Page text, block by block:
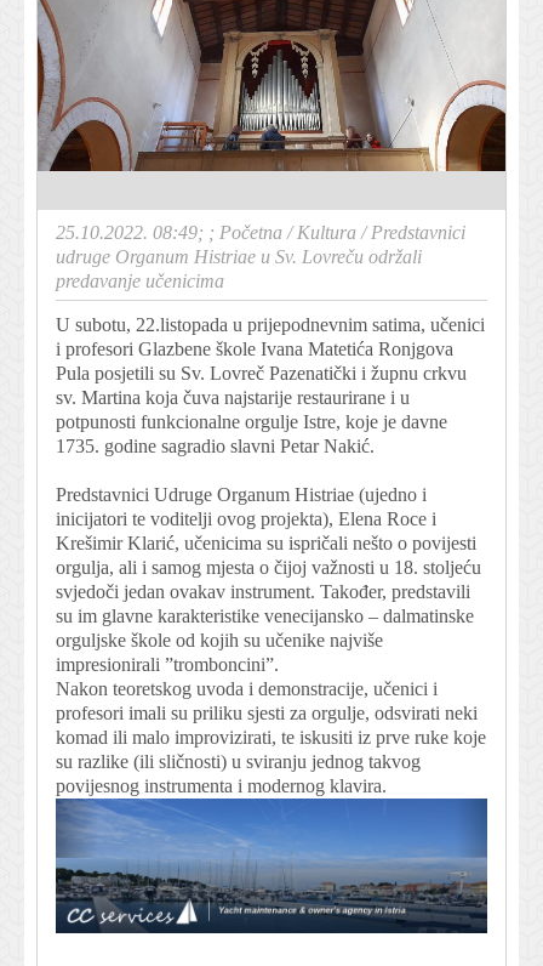
25.10.2022. 08:49; ; Početna /Kultura /Predstavnici
udruge Organum Histriae u Sv. Lovreču održali
predavanje učenicima
U subotu, 22.listopada u prijepodnevnim satima, učenici
i profesori Glazbene škole Ivana Matetića Ronjgova
Pula posjetili su Sv. Lovreč Pazenatički i župnu crkvu
sv. Martina koja čuva najstarije restaurirane i u
potpunosti funkcionalne orgulje Istre, koje je davne
1735. godine sagradio slavni Petar Nakić.
Predstavnici Udruge Organum Histriae (ujedno i
inicijatori te voditelji ovog projekta), Elena Roce i
Krešimir Klarić, učenicima su ispričali nešto o povijesti
orgulja, ali i samog mjesta o čijoj važnosti u 18. stoljeću
svjedoči jedan ovakav instrument. Također, predstavili
su im glavne karakteristike venecijansko – dalmatinske
orguljske škole od kojih su učenike najviše
impresionirali ”tromboncini”.
Nakon teoretskog uvoda i demonstracije, učenici i
profesori imali su priliku sjesti za orgulje, odsvirati neki
komad ili malo improvizirati, te iskusiti iz prve ruke koje
su razlike (ili sličnosti) u sviranju jednog takvog
povijesnog instrumenta i modernog klavira.